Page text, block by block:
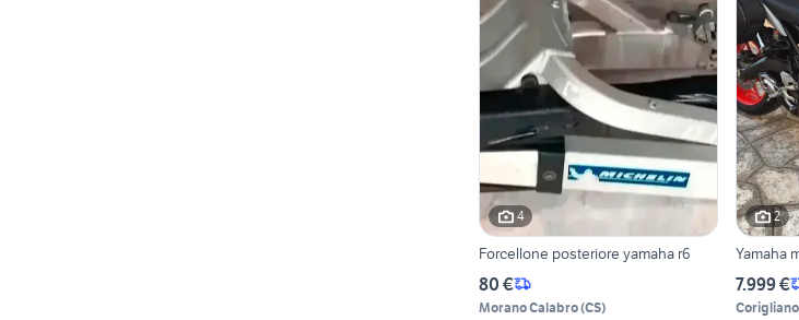
4
Forcellone posteriore yamaha r6
80 €
Morano Calabro(CS)
2
Yamaha
7.999 €